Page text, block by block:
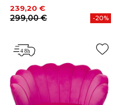
Prix
239,20 €
Prix de base
299,00 €
-20%